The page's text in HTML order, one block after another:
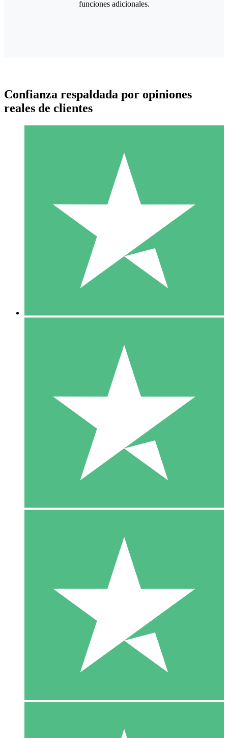
Paquetes de Créditos Individuales
Paga según el uso con créditos de descarga. Sin compromiso
10 00
10 Descargas
20 00
funciones adicionales.
Confianza respaldada por opiniones
reales de clientes